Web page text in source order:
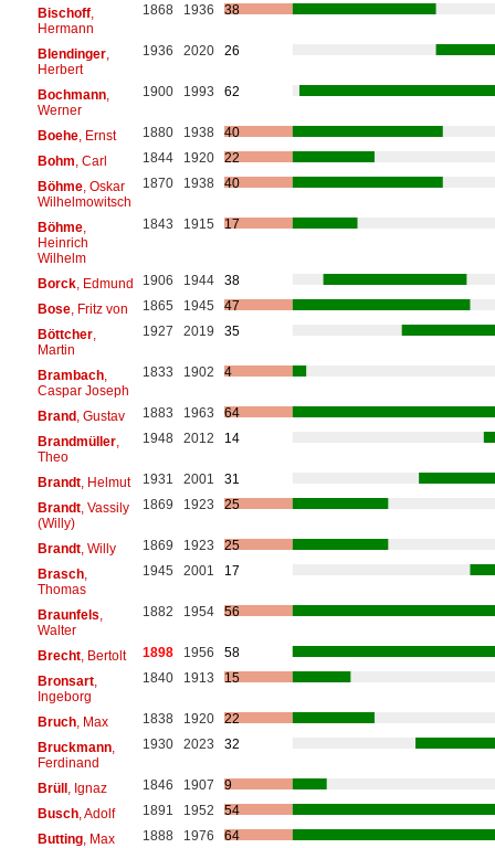
Bischoff,
Hermann
1868 1936 38
Blendinger,
Herbert
1936 2020 26
Bochmann,
Werner
1900 1993 62
Boehe, Ernst 1880 1938
40
Bohm , Carl 1844 1920
22
Böhme, Oskar
Wilhelmowitsch
1870 1938 40
Böhme,
Heinrich
Wilhelm
1843 1915 17
Borck, Edmund 1906 1944
38
Bose, Fritz von 1865 1945
47
Böttcher,
Martin
1927 2019 35
Brambach,
Caspar Joseph
1833 1902 4
Brand, Gustav 1883 1963
64
Brandmüller,
Theo
1948 2012 14
Brandt, Helmut 1931 2001
31
Brandt, Vassily
(Willy)
1869 1923 25
Brandt, Willy 1869 1923
25
Brasch,
Thomas
1945 2001 17
Braunfels
Walter
1882 1954 56
Brecht, Bertolt 1898 1956
58
Bronsart,
Ingeborg
1840 1913 15
Bruch, Max 1838 1920
22
Bruckmann,
Ferdinand
1930 2023 32
Brüll, Ignaz 1846 1907
9
Busch, Adolf 1891 1952
54
Butting, Max 1888 1976
64